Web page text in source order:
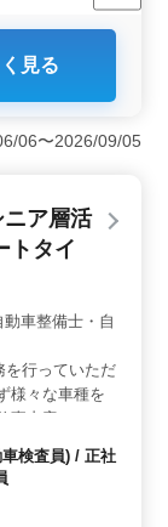
看護師
ス＞ 訪問
タルチェッ
多彩な業務
も休みなの
います。経
ることがで
週休2日制
リをつけて
費支給の通
ます。
見る
06〜2026/09/05
ア層活
トタイ
を行っていただ
様々な車種を
内容〜 ・点
・部品の交
ン経験者さん
いたします！
ベート時間も
検査員) / 正社